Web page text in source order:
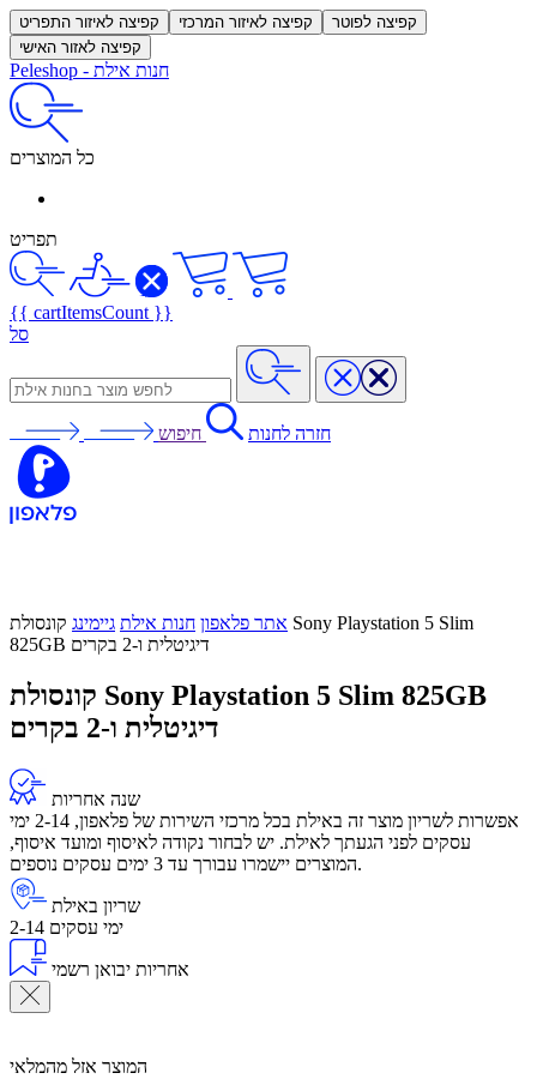
קפיצה לאיזור התפריט קפיצה לאיזור המרכזי
קפיצה לפוטר
קפיצה לאזור האישי
Peleshop - חנות אילת
כל המוצרים
תפריט
{{ cartItemsCount }}
סל
חזרה לחנות חיפוש
אתר פלאפון חנות אילת גיימינג קונסולת Sony Playstation 5 Slim
825GB דיגיטלית ו-2 בקרים
קונסולת Sony Playstation 5 Slim 825GB
דיגיטלית ו-2 בקרים
שנה אחריות
אפשרות לשריון מוצר זה באילת בכל מרכזי השירות של פלאפון, 2-14 ימי
עסקים לפני הגעתך לאילת. יש לבחור נקודה לאיסוף ומועד איסוף,
המוצרים יישמרו עבורך עד 3 ימים עסקים נוספים.
שריון באילת
2-14 ימי עסקים
אחריות יבואן רשמי
המוצר אזל מהמלאי